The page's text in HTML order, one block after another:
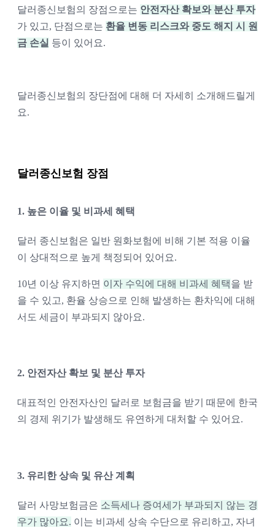
달러종신보험의 장점으로는 안전자산 확보와 분산 투자
가 있고, 단점으로는 환율 변동 리스크와 중도 해지 시 원
금 손실 등이 있어요.
달러종신보험의 장단점에 대해 더 자세히 소개해드릴게
요.
달러종신보험 장점
1. 높은 이율 및 비과세 혜택
달러 종신보험은 일반 원화보험에 비해 기본 적용 이율
이 상대적으로 높게 책정되어 있어요.
10년 이상 유지하면 이자 수익에 대해 비과세 혜택을 받
을 수 있고, 환율 상승으로 인해 발생하는 환차익에 대해
서도 세금이 부과되지 않아요.
2. 안전자산 확보 및 분산 투자
대표적인 안전자산인 달러로 보험금을 받기 때문에 한국
의 경제 위기가 발생해도 유연하게 대처할 수 있어요.
3. 유리한 상속 및 유산 계획
달러 사망보험금은 소득세나 증여세가 부과되지 않는 경
우가 많아요. 이는 비과세 상속 수단으로 유리하고, 자녀